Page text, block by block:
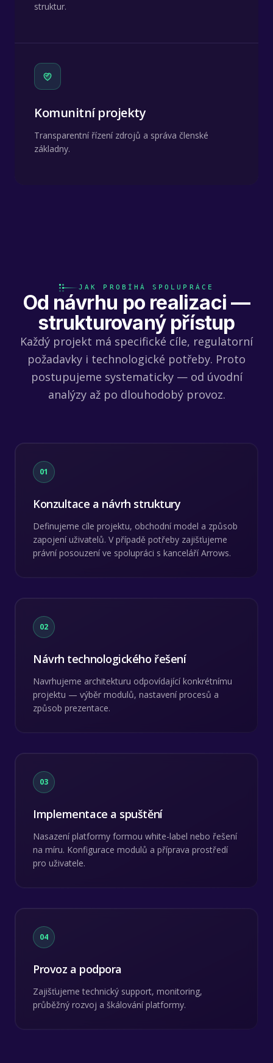
struktur.
Komunitní projekty
Transparentní řízení zdrojů a správa členské
základny.
JAK PROBÍHÁ SPOLUPRÁCE
Od návrhu po realizaci —
strukturovaný přístup
Každý projekt má specifické cíle, regulatorní
požadavky i technologické potřeby. Proto
postupujeme systematicky — od úvodní
analýzy až po dlouhodobý provoz.
01
Konzultace a návrh struktury
Definujeme cíle projektu, obchodní model a způsob
zapojení uživatelů. V případě potřeby zajišťujeme
právní posouzení ve spolupráci s kanceláří Arrows.
02
Návrh technologického řešení
Navrhujeme architekturu odpovídající konkrétnímu
projektu — výběr modulů, nastavení procesů a
způsob prezentace.
03
Implementace a spuštění
Nasazení platformy formou white-label nebo řešení
na míru. Konfigurace modulů a příprava prostředí
pro uživatele.
04
Provoz a podpora
Zajišťujeme technický support, monitoring,
průběžný rozvoj a škálování platformy.